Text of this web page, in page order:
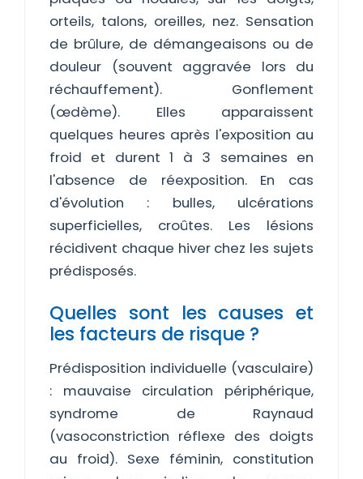
orteils, talons, oreilles, nez. Sensation
de brûlure, de démangeaisons ou de
douleur (souvent aggravée lors du
réchauffement). Gonflement
(œdème). Elles apparaissent
quelques heures après l'exposition au
froid et durent 1 à 3 semaines en
l'absence de réexposition. En cas
d'évolution : bulles, ulcérations
superficielles, croûtes. Les lésions
récidivent chaque hiver chez les sujets
prédisposés.
Quelles sont les causes et
les facteurs de risque ?
Prédisposition individuelle (vasculaire)
: mauvaise circulation périphérique,
syndrome de Raynaud
(vasoconstriction réflexe des doigts
au froid). Sexe féminin, constitution